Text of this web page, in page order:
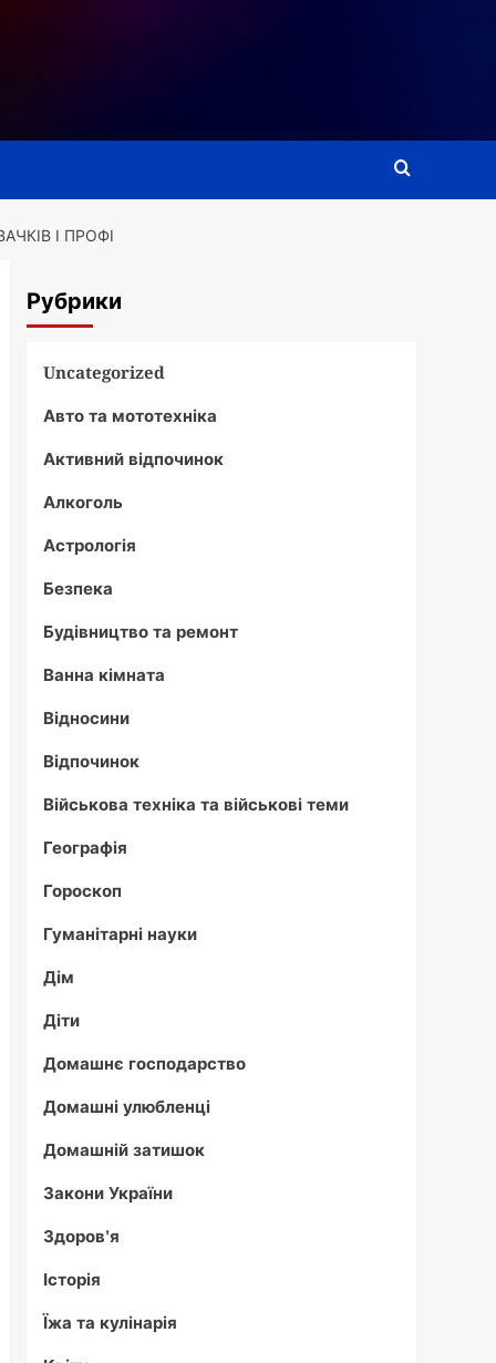
І ПРОФІ
Рубрики
Uncategorized
Авто та мототехніка
Активний відпочинок
Алкоголь
Астрологія
Безпека
Будівництво та ремонт
Ванна кімната
Відносини
Відпочинок
Військова техніка та військові теми
Географія
Гороскоп
Гуманітарні науки
Дім
Діти
Домашнє господарство
Домашні улюбленці
Домашній затишок
Закони України
Здоров'я
Історія
Їжа та кулінарія